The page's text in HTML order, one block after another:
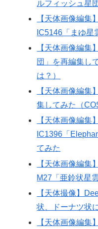
ルフィッシュ星
【天体画像編集
IC5146「まゆ星
【天体画像編集
団」を再編集し
は？）
【天体画像編集
集してみた（
【天体画像編集
IC1396「
てみた
【天体画像編集
M27「亜鈴状星
【天体撮像】
状、ドーナツ状
【天体画像編集